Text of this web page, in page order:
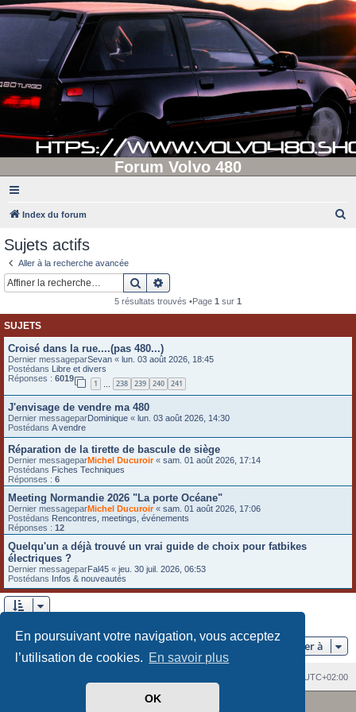
En poursuivant votre navigation, vous acceptez
l’utilisation de cookies. En savoir plus
OK
Forum Volvo 480
Index du forum
Sujets actifs
Aller à la recherche avancée
Rechercher
5 résultats trouvés •Page 1 sur 1
SUJETS
Croisé dans la rue....(pas 480...)
Dernier messageparSevan « lun. 03 août 2026, 18:45
Postédans Libre et divers
Réponses : 6019
1 238 239 240 241
J'envisage de vendre ma 480
Dernier messageparDominique « lun. 03 août 2026, 14:30
Postédans A vendre
Réparation de la tirette de bascule de siège
Dernier messageparMichel Ducuroir« sam. 01 août 2026, 17:14
Postédans Fiches Techniques
Réponses : 6
Meeting Normandie 2026 "La porte Océane"
Dernier messageparMichel Ducuroir« sam. 01 août 2026, 17:06
Postédans Rencontres, meetings, événements
Réponses : 12
Quelqu'un a déjà trouvé un vrai guide de choix pour fatbikes
électriques ?
Dernier messageparFal45 « jeu. 30 juil. 2026, 06:53
Postédans Infos & nouveautés
Aller à
UTC+02:00
Revolution style by